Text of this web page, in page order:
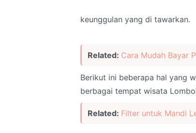
keunggulan yang di tawarkan.
Related: Cara Mudah Bayar
Berikut ini beberapa hal yang
berbagai tempat wisata
Related: Filter untuk Mandi